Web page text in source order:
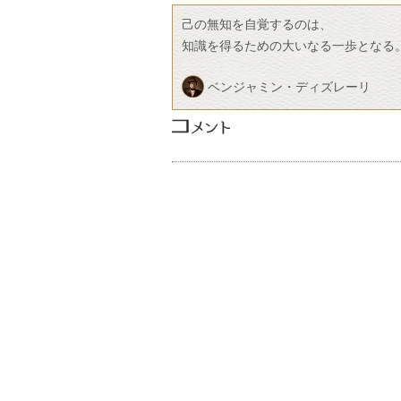
己の無知を自覚するのは、
知識を得るための大いなる一歩となる
ベンジャミン・ディズレーリ